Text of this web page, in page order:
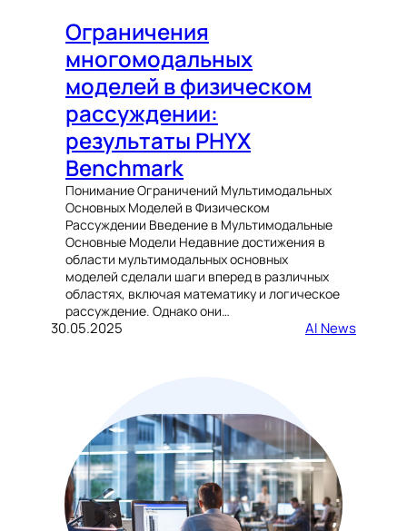
Ограничения
многомодальных
моделей в физическом
рассуждении:
результаты PHYX
Benchmark
Понимание Ограничений Мультимодальных
Основных Моделей в Физическом
Рассуждении Введение в Мультимодальные
Основные Модели Недавние достижения в
области мультимодальных основных
моделей сделали шаги вперед в различных
областях, включая математику и логическое
рассуждение. Однако они…
30.05.2025 AI News